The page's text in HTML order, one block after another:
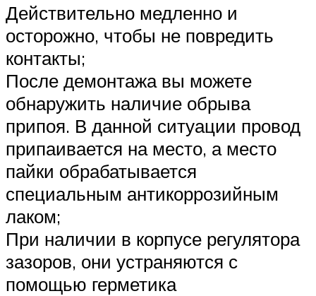
Действительно медленно и
осторожно, чтобы не повредить
контакты;
После демонтажа вы можете
обнаружить наличие обрыва
припоя. В данной ситуации провод
припаивается на место, а место
пайки обрабатывается
специальным антикоррозийным
лаком;
При наличии в корпусе регулятора
зазоров, они устраняются с
помощью герметика